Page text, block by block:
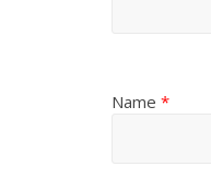
Name *